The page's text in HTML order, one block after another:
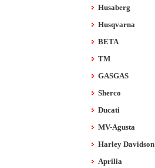
Husaberg
Husqvarna
BETA
TM
GASGAS
Sherco
Ducati
MV-Agusta
Harley Davidson
Aprilia